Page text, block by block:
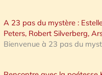
A 23 pas du mystère :
Peters, Robert Silverberg,
Bienvenue à 23 pas du